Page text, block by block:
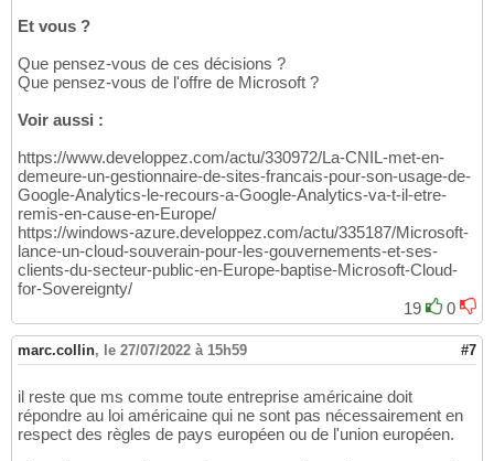
Et vous ?
Que pensez-vous de ces décisions ?
Que pensez-vous de l'offre de Microsoft ?
Voir aussi :
https://www.developpez.com/actu/330972/La-CNIL-met-en-
demeure-un-gestionnaire-de-sites-francais-pour-son-usage-de-
Google-Analytics-le-recours-a-Google-Analytics-va-t-il-etre-
remis-en-cause-en-Europe/
https://windows-azure.developpez.com/actu/335187/Microsoft-
lance-un-cloud-souverain-pour-les-gouvernements-et-ses-
clients-du-secteur-public-en-Europe-baptise-Microsoft-Cloud-
for-Sovereignty/
19
0
marc.collin, le 27/07/2022 à 15h59 #7
il reste que ms comme toute entreprise américaine doit
répondre au loi américaine qui ne sont pas nécessairement en
respect des règles de pays européen ou de l'union européen.